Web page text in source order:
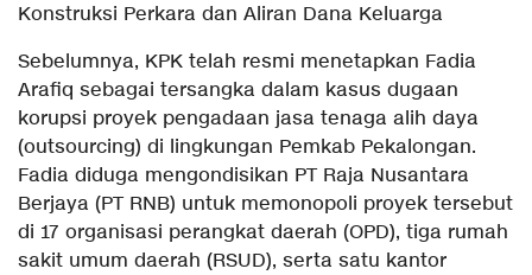
Konstruksi Perkara dan Aliran Dana Keluarga
Sebelumnya, KPK telah resmi menetapkan Fadia
Arafiq sebagai tersangka dalam kasus dugaan
korupsi proyek pengadaan jasa tenaga alih daya
(outsourcing) di lingkungan Pemkab Pekalongan.
Fadia diduga mengondisikan PT Raja Nusantara
Berjaya (PT RNB) untuk memonopoli proyek tersebut
di 17 organisasi perangkat daerah (OPD), tiga rumah
sakit umum daerah (RSUD), serta satu kantor